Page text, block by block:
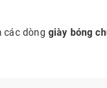
các dòng giày bóng